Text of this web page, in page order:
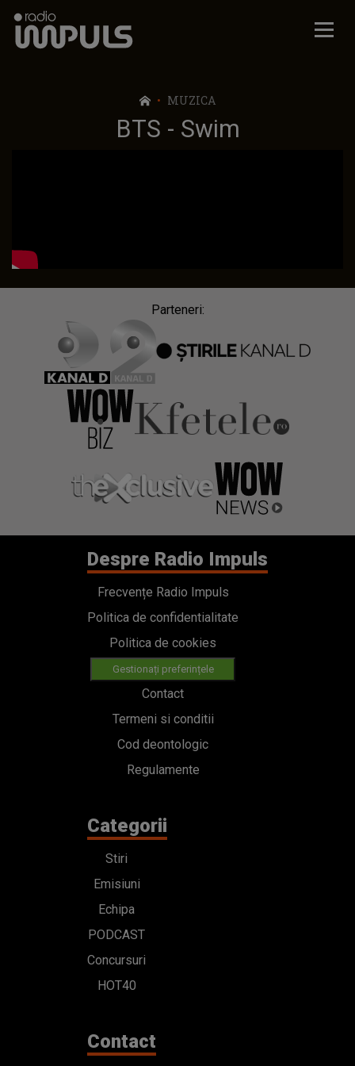
Radio Impuls
MUZICA
BTS - Swim
Parteneri:
Despre Radio Impuls
Frecvențe Radio Impuls
Politica de confidentialitate
Politica de cookies
Gestionați preferințele
Contact
Termeni si conditii
Cod deontologic
Regulamente
Categorii
Stiri
Emisiuni
Echipa
PODCAST
Concursuri
HOT40
Contact